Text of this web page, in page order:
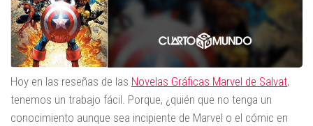
Hoy en las reseñas de las Novelas Gráficas Marvel de Salvat,
tenemos un trabajo fácil. Porque, ¿quién que no tenga un
conocimiento aunque sea incipiente de Marvel o el cómic en